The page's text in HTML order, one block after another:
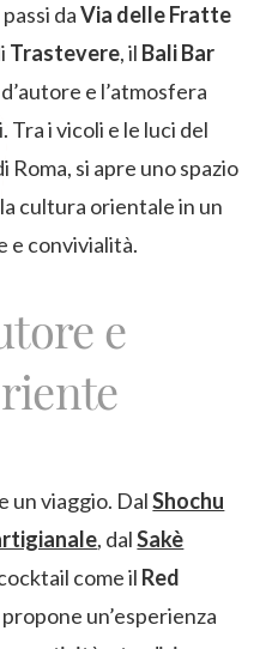
daVia delle Fratte
Trastevere, il Bali Bar
e l’atmosfera
i vicoli e le luci del
si apre uno spazio
cultura orientale in un
e convivialità.
e
un viaggio. DalShochu
, dalSakè
come il Red
propone un’esperienza